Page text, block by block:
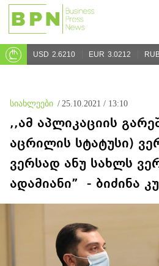
USD 2.6210 EUR 3.0212
სიახლეები / 25.10.2021 / 13:10
,,ამ აპლიკაციის
აცრილის სტატუსი)
ვერსად ანუ სახლს
ადამიანი” - ბიძინა